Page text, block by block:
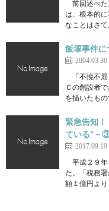
前回述べた
は、根本的
なことはさ
飯塚事件に
2004.03.30
「不撓不屈
Ｃの創設者
を描いたも
緊急告知
ている”－
2017.09.19
平成２９年
た。「税務
額１億円よ